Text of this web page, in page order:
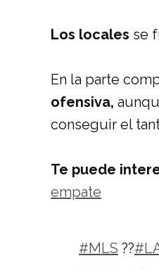
Los locales se
En la parte
ofensiva,
conseguir el
Te puede
empate
#MLS ??